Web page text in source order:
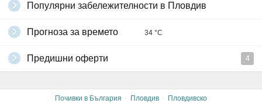
Популярни забележителности в Пловдив
Прогноза за времето 34 °C
Предишни оферти 4
Почивки в България · Пловдив · Пловдивско